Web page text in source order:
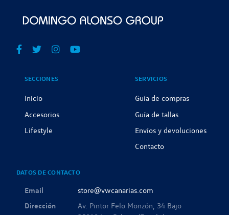
SECCIONES
Inicio
Accesorios
Lifestyle
SERVICIOS
Guía de compras
Guía de tallas
Envíos y devoluciones
Contacto
DATOS DE CONTACTO
Email
store@vwcanarias.com
Dirección
Av. Pintor Felo Monzón, 34 Bajo